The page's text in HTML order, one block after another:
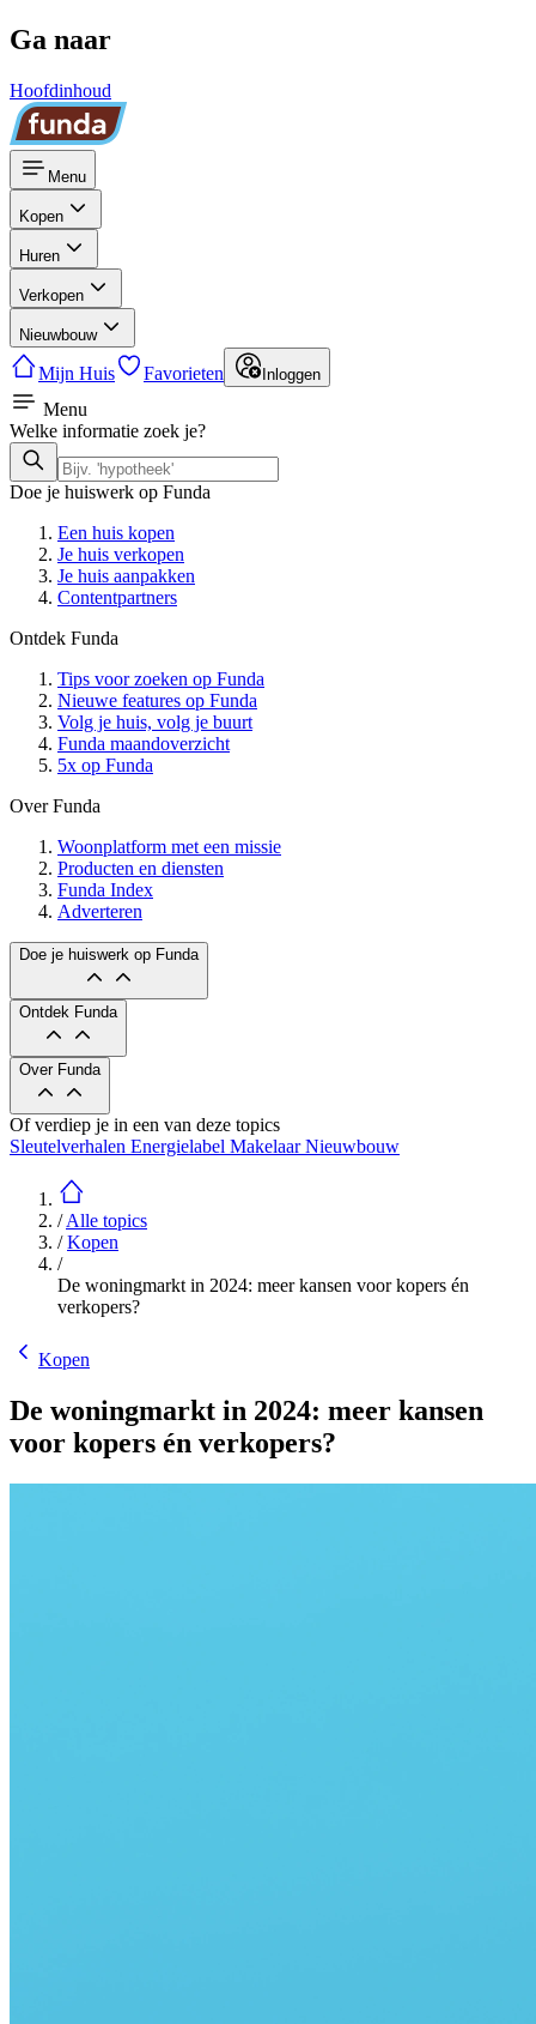
Ga naar
Hoofdinhoud
Menu
Kopen
Huren
Verkopen
Nieuwbouw
Mijn Huis Favorieten Inloggen
Menu
Welke informatie zoek je?
Doe je huiswerk op Funda
Een huis kopen
Je huis verkopen
Je huis aanpakken
Contentpartners
Ontdek Funda
Tips voor zoeken op Funda
Nieuwe features op Funda
Volg je huis, volg je buurt
Funda maandoverzicht
5x op Funda
Over Funda
Woonplatform met een missie
Producten en diensten
Funda Index
Adverteren
Doe je huiswerk op Funda
Ontdek Funda
Over Funda
Of verdiep je in een van deze topics
Sleutelverhalen Energielabel MakelaarNieuwbouw
/Alle topics
/Kopen
/
De woningmarkt in 2024: meer kansen voor kopers én
verkopers?
Kopen
De woningmarkt in 2024: meer kansen
voor kopers én verkopers?